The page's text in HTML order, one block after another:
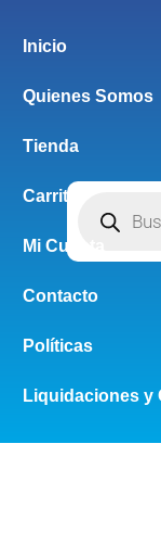
Inicio
Quienes Somos
Tienda
Carrito
Mi Cuenta
Contacto
Políticas
Liquidaciones y